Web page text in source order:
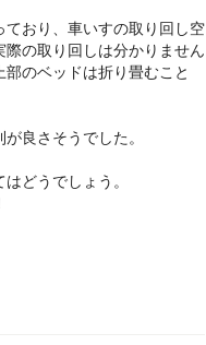
ており、車いすの取り回し空
の取り回しは分かりません
のベッドは折り畳むこと
良さそうでした。
どうでしょう。